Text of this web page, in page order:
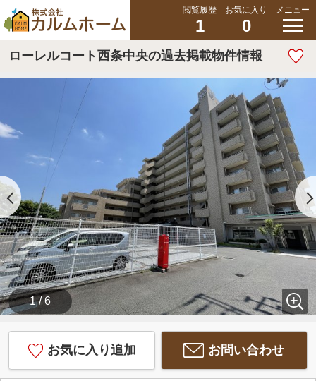
閲覧履歴
1
お気に入り
0
メニュー
ローレルコート西条中央の過去掲載物件情報
1 / 6
お気に入り追加 お問い合わせ